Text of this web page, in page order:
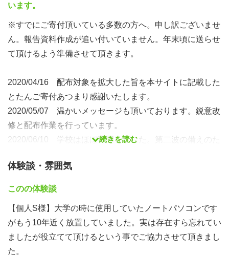
います。
※すでにご寄付頂いている多数の方へ。申し訳ございませ
ん。報告資料作成が追い付いていません。年末頃に送らせ
て頂けるよう準備させて頂きます。
2020/04/16 配布対象を拡大した旨を本サイトに記載した
とたんご寄付あつまり感謝いたします。
2020/05/07 温かいメッセージも頂いております。鋭意改
修と配布作業を行っています。
2020/06/10 学校はほぼ再開しました。第二波の備えのた
2020/06/23 石川県の新聞北國新聞様に大きく取り上げて
いただき県内からも沢山の応援いただいております。
ィアポータル「どこでも共助」に掲載いただきました。
2020/08/11 本日より整備作業で今は活動が難しい国際ボ
ランティアの方お手伝いいただいています。
続きを読む
体験談・雰囲気
このの体験談
【個人S様】大学の時に使用していたノートパソコンです
がもう10年近く放置していました。実は存在すら忘れてい
ましたが役立てて頂けるという事でご協力させて頂きまし
た。